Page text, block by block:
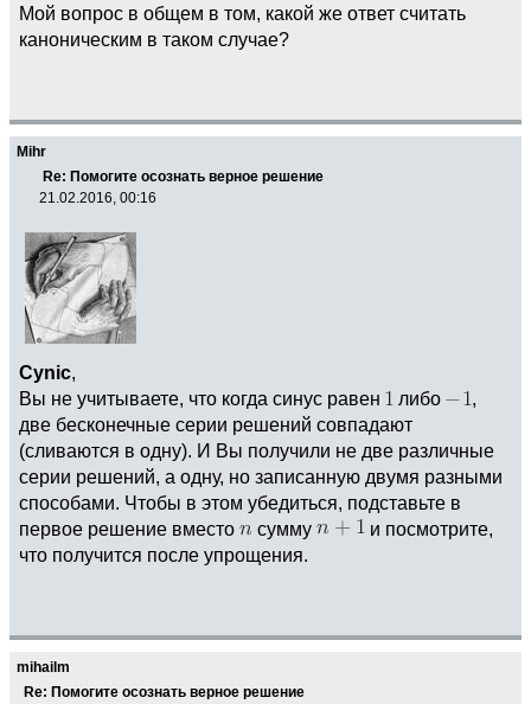
Мой вопрос в общем в том, какой же ответ считать
каноническим в таком случае?
Mihr
Re: Помогите осознать верное решение
21.02.2016, 00:16
Cynic,
Вы не учитываете, что когда синус равен
либо
,
две бесконечные серии решений совпадают
(сливаются в одну). И Вы получили не две различные
серии решений, а одну, но записанную двумя разными
способами. Чтобы в этом убедиться, подставьте в
первое решение вместо
сумму
и посмотрите,
что получится после упрощения.
mihailm
Re: Помогите осознать верное решение